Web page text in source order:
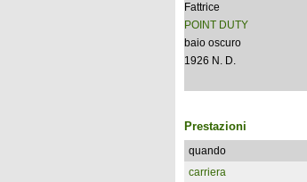
Fattrice
POINT DUTY
baio oscuro
1926 N. D.
Prestazioni
quando
carriera